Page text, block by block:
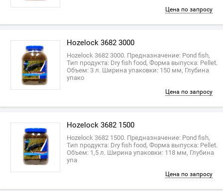
Цена по запросу
Hozelock 3682 3000
Hozelock 3682 3000. Предназначение: Pond fish,
Тип продукта: Dry fish food, Форма выпуска: Pellet.
Объем: 3 л. Ширина упаковки: 150 мм, Глубина
упако
Цена по запросу
Hozelock 3682 1500
Hozelock 3682 1500. Предназначение: Pond fish,
Тип продукта: Dry fish food, Форма выпуска: Pellet.
Объем: 1,5 л. Ширина упаковки: 118 мм, Глубина
упа
Цена по запросу